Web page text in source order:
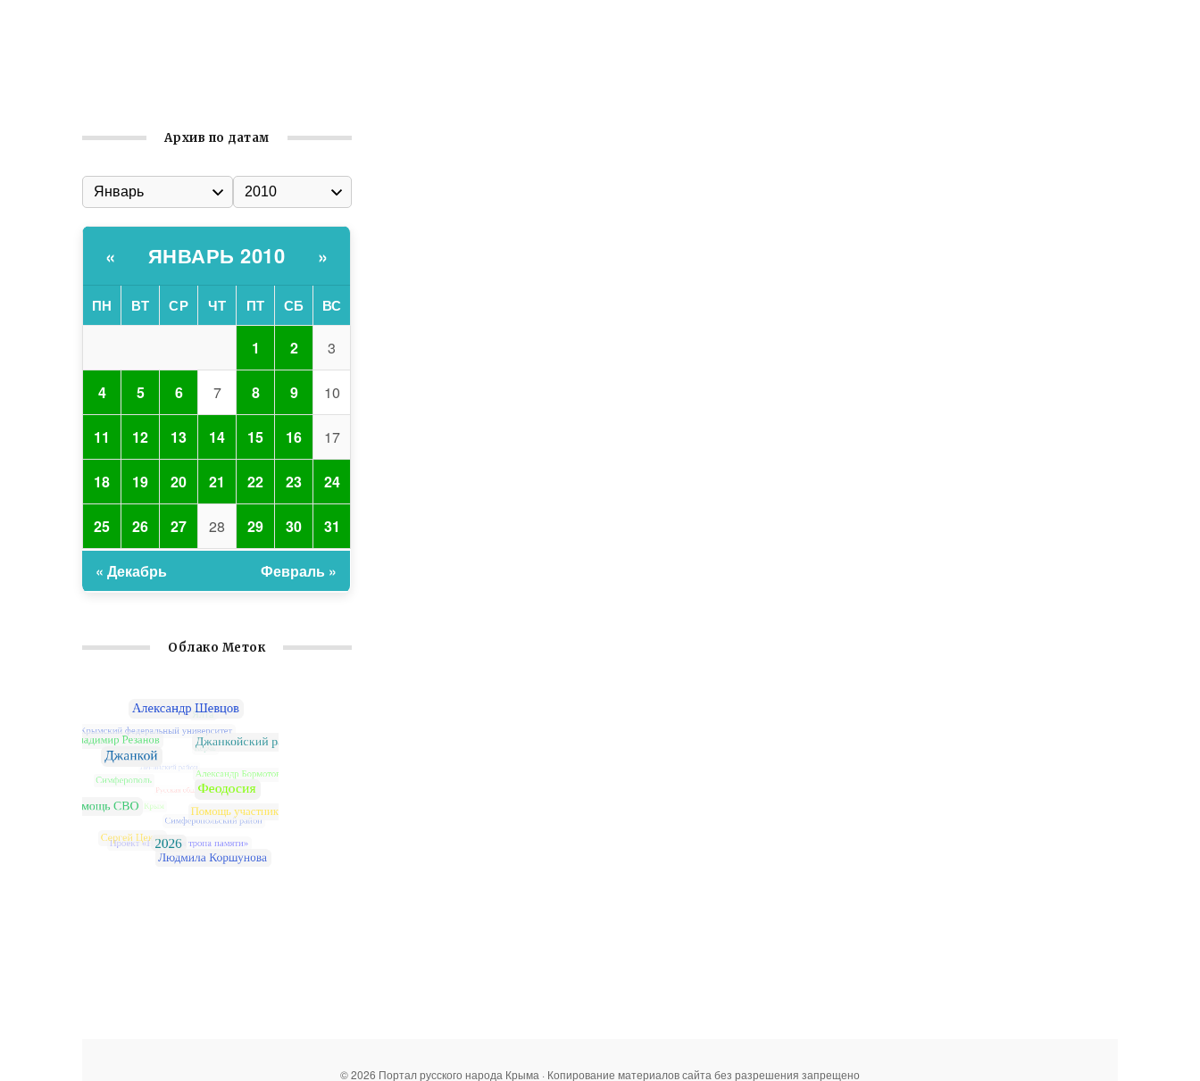
Архив по датам
« ЯНВАРЬ 2010 »
ПН ВТ СР ЧТ ПТ СБ ВС
1 2 3
4 5 6 7 8 9 10
11 12 13 14 15 16 17
18 19 20 21 22 23 24
25 26 27 28 29 30 31
« Декабрь Февраль »
Облако Меток
© 2026 Портал русского народа Крыма · Копирование материалов сайта без разрешения запрещено